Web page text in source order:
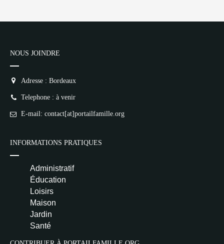
NOUS JOINDRE
Adresse : Bordeaux
Telephone : à venir
E-mail: contact[at]portailfamille.org
INFORMATIONS PRATIQUES
Administratif
Éducation
Loisirs
Maison
Jardin
Santé